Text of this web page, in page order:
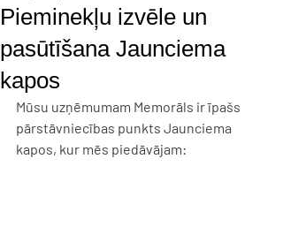
Pieminekļu izvēle un
pasūtīšana Jaunciema
kapos
Mūsu uzņēmumam Memorāls ir īpašs
pārstāvniecības punkts Jaunciema
kapos, kur mēs piedāvājam: